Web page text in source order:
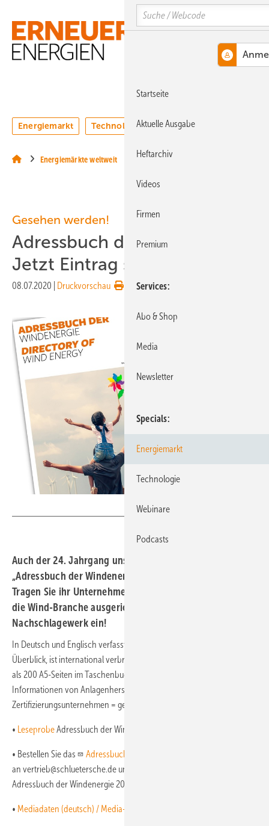
Hauptinhalt
Hauptmenü
SiteSearch
MENÜ
Energiemarkt Technologie Webinare
Energiemärkte weltweit
Gesehen werden!
Adressbuch der Windenergie:
Jetzt Eintrag sichern!
08.07.2020 Druckvorschau
Auch der 24. Jahrgang unseres populären Verzeichnisses
„Adressbuch der Windenergie“ ist schon in Vorbereitung.
Tragen Sie ihr Unternehmen wieder in dem speziell auf
die Wind-Branche ausgerichteten Print- und Online-
Nachschlagewerk ein!
In Deutsch und Englisch verfasst liefert es einen umfassenden
Überblick, ist international verbreitet und
als 200 A5-Seiten im Taschenbuchformat finden Sie die wesentlichen
Informationen von Anlagenherstellern bis
Zertifizierungsunternehmen = geballtes Wind-know-how!
• LeseprobeAdressbuch der Windenergie 2020
• Bestellen Sie das Adressbuch der Windenergie 2020
an vertrieb@schluetersche.de und dem Betreff "Bestellung
Adressbuch der Windenergie 2020".
• Mediadaten (deutsch) / Media-Kit (englisch)
Search
Startseite
Aktuelle Ausgabe
Heftarchiv
Videos
Firmen
Premium
Services
Abo & Shop
Media
Newsletter
Specials
Energiemarkt
Technologie
Webinare
Podcasts